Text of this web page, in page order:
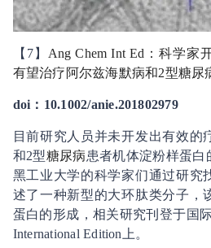
【7】 Ang Chem Int Ed：科学家
有望治疗阿尔兹海默病和2型糖尿
doi：10.1002/anie.201802979
目前研究人员并未开发出有效的
和2型糖尿病患者机体淀粉样蛋
黑工业大学的科学家们通过研究
述了一种新型的大环肽类分子，
蛋白的形成，相关研究刊登于国
International Edition上。